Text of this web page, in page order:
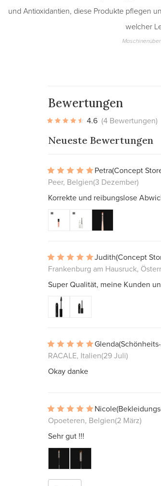
und Antioxidantien, diese Produkte pflegen
welcher
Bewertungen
4.6 (4 Bewertungen)
Neueste Bewertungen
Petra(Concept
Peer, Belgien(3 Dezember)
Korrekte und reibungslose
Judith(Concept
Frankenburg am Hausruck,
Super Qualität, meine Kunden
Glenda
RACALE, Italien(29 Juli)
Okay danke
Nicole
Opoeteren, Belgien(2 März)
Sehr gut !!!